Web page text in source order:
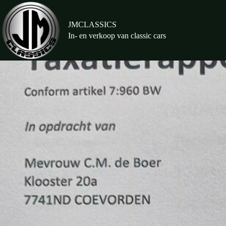
naar
de
inhoud
JMCLASSICS
In- en verkoop van classic cars